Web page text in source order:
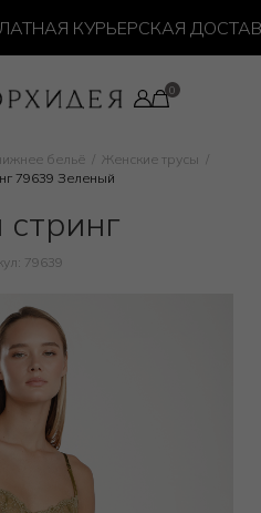
КУРЬЕРСКАЯ ДОСТАВКА
бельё
Женские трусы
79639 Зеленый
79639